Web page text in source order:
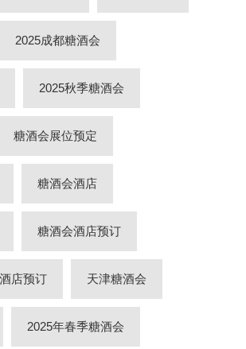
2025成都糖酒会
2025秋季糖酒会
糖酒会展位预定
糖酒会酒店
糖酒会酒店预订
店预订 天津糖酒会
2025年春季糖酒会